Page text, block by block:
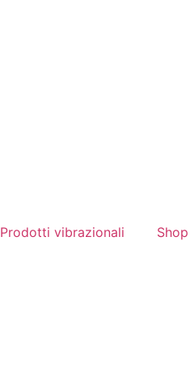
Prodotti vibrazionali Shop